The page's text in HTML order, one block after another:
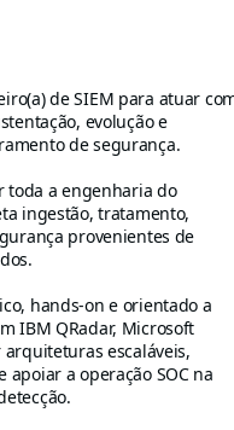
de SIEM para atuar
evolução e
de segurança.
toda a engenharia do
ingestão, tratamento,
provenientes de
hands-on e orientado a
IBM QRadar, Microsoft
escaláveis,
apoiar a operação SOC na